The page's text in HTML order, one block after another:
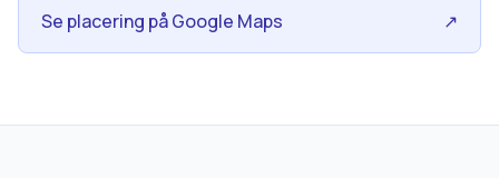
Se placering på Google Maps ↗